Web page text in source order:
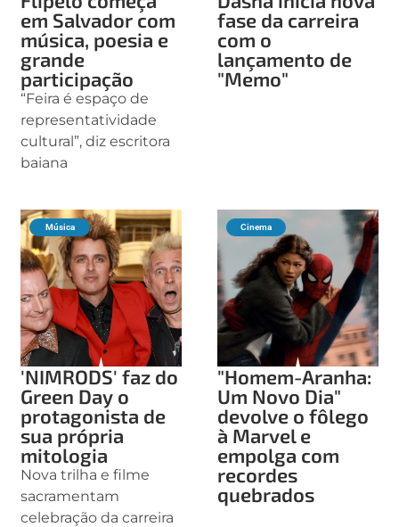
em Salvador com
música, poesia e
grande
participação
“Feira é espaço de
representatividade
cultural”, diz escritora
baiana
fase da carreira
com o
lançamento de
"Memo"
Música
'NIMRODS' faz do
Green Day o
protagonista de
sua própria
mitologia
Nova trilha e filme
sacramentam
celebração da carreira
Cinema
"Homem-Aranha:
Um Novo Dia"
devolve o fôlego
à Marvel e
empolga com
recordes
quebrados